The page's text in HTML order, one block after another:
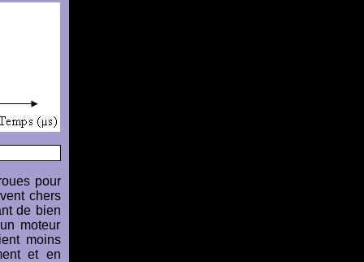
pour
chers
de bien
moteur
moins
et en